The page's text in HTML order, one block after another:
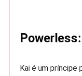
Powerless:
Kai é um príncipe